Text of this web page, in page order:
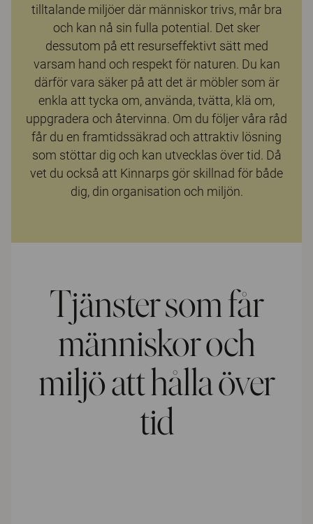
tilltalande miljöer där människor trivs, mår bra
och kan nå sin fulla potential. Det sker
dessutom på ett resurseffektivt sätt med
varsam hand och respekt för naturen. Du kan
därför vara säker på att det är möbler som är
enkla att tycka om, använda, tvätta, klä om,
uppgradera och återvinna. Om du följer våra råd
får du en framtidssäkrad och attraktiv lösning
som stöttar dig och kan utvecklas över tid. Då
vet du också att Kinnarps gör skillnad för både
dig, din organisation och miljön.
Tjänster som får
människor och
miljö att hålla över
tid